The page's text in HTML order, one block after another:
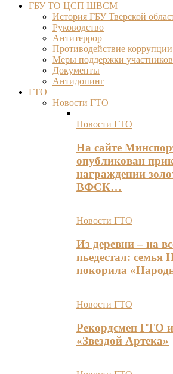
ГБУ ТО ЦСП ШВСМ
История ГБУ Тверской
Руководство
Антитеррор
Противодействие коррупции
Меры поддержки
Документы
Антидопинг
ГТО
Новости ГТО
Новости ГТО
На сайте
опубликован
награждении
ВФСК…
Новости ГТО
Из деревни – на
пьедестал:
покорила
Новости ГТО
Рекордсмен ГТО
«Звездой Артека»